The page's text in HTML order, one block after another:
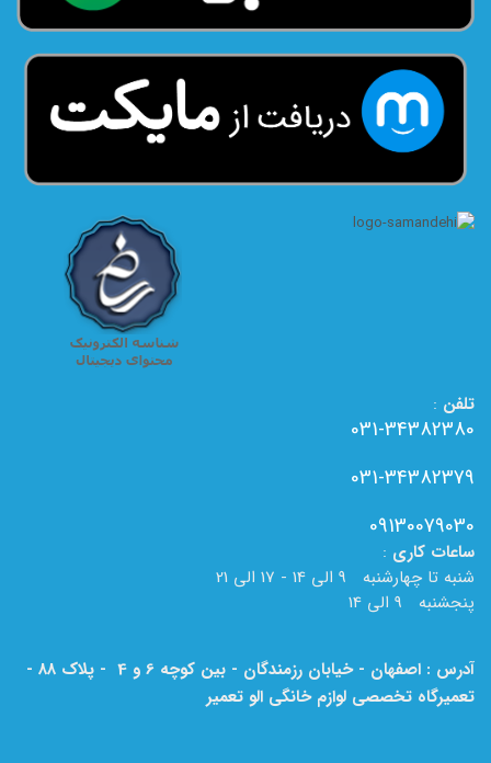
تلفن :
031-34382380
031-34382379
09130079030
ساعات کاری :
شنبه تا چهارشنبه 9 الی 14 - 17 الی 21
پنجشنبه 9 الی 14
آدرس : اصفهان - خیابان رزمندگان - بین کوچه 6 و 4 - پلاک 88 -
تعمیرگاه تخصصی لوازم خانگی الو تعمیر